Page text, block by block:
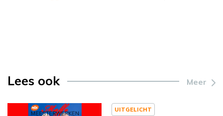
Lees ook Meer
UITGELICHT